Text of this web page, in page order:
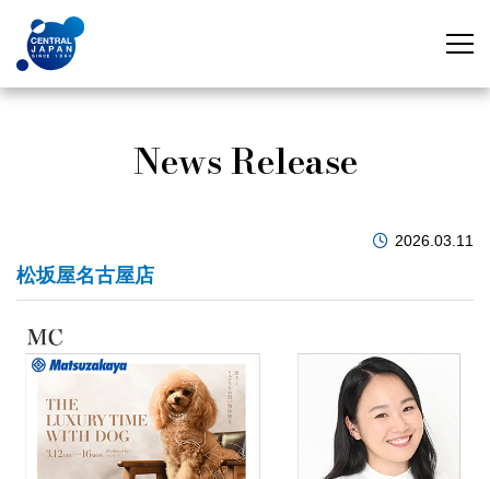
News Release
2026.03.11
松坂屋名古屋店